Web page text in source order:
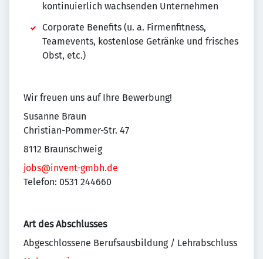
kontinuierlich wachsenden Unternehmen
Corporate Benefits (u. a. Firmenfitness,
Teamevents, kostenlose Getränke und frisches
Obst, etc.)
Wir freuen uns auf Ihre Bewerbung!
Susanne Braun
Christian-Pommer-Str. 47
8112 Braunschweig
jobs@invent-gmbh.de
Telefon: 0531 244660
Art des Abschlusses
Abgeschlossene Berufsausbildung / Lehrabschluss